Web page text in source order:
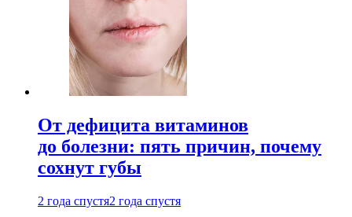
От дефицита витаминов
до болезни: пять причин, почему
сохнут губы
2 года спустя2 года спустя